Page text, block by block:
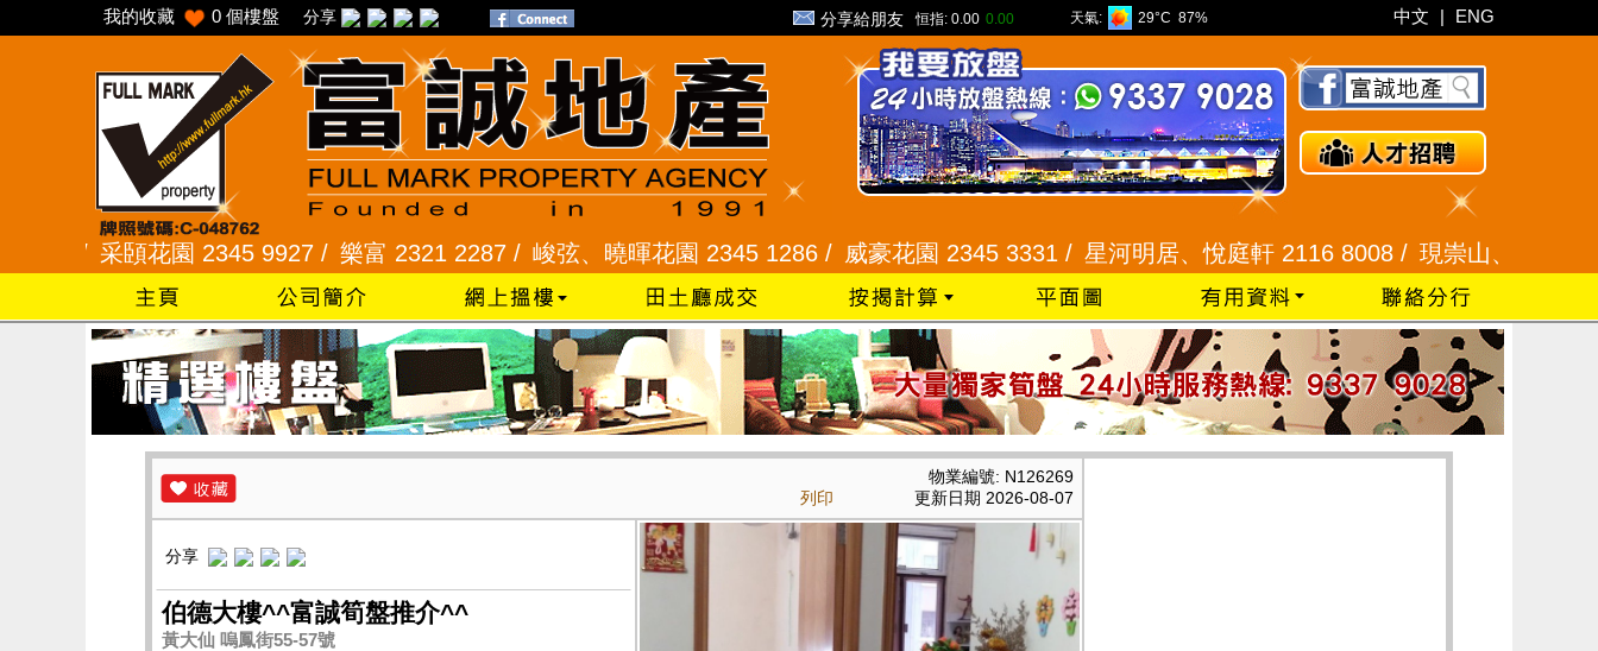
我的收藏 0 個樓盤 分享 分享給朋友 恒指: 0.00 0.00 天氣: 29°C 87% 中文 | ENG
采頣花園 2345 9927 /樂富 2321 2287 /峻弦、曉暉花園 2345 1286 /威豪花園 2345 3331 /星河明居、悅庭軒 2116 8008 /現崇山、譽港灣
列印
物業編號: N126269
更新日期 2026-08-07
分享
伯德大樓^^富誠筍盤推介^^
黃大仙 嗚鳳街55-57號